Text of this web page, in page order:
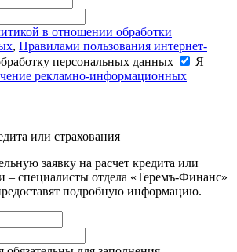
в отношении обработки
, Правилами пользования интернет-
персональных данных
Я
рекламно-информационных
или страхования
заявку на расчет кредита или
– специалисты отдела «Теремъ-Финанс»
подробную информацию.